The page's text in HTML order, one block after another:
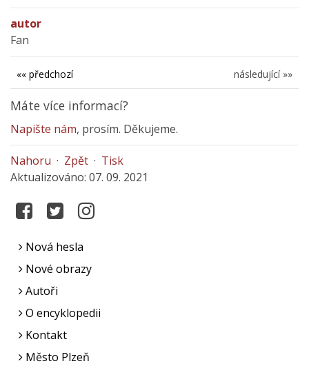
autor
Fan
následující »»
«« předchozí
Máte více informací?
Napište nám, prosím. Děkujeme.
Nahoru · Zpět · Tisk
Aktualizováno: 07. 09. 2021
Nová hesla
Nové obrazy
Autoři
O encyklopedii
Kontakt
Město Plzeň